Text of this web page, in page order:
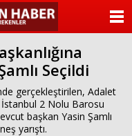
Seçildi
gerçekleştirilen, Adalet
İstanbul 2 Nolu Barosu
başkan Yasin Şamlı
yarıştı.
ANASAYFA
KATEGORİLER
ANKETLER